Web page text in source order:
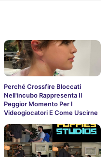
Perché Crossfire Bloccati
Nell'incubo Rappresenta Il
Peggior Momento Per I
Videogiocatori E Come Uscirne